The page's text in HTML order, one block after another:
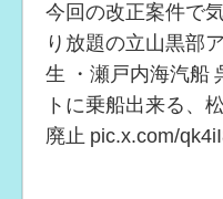
今回の改正案件で
り放題の立山黒部
生 ・瀬戸内海汽船
トに乗船出来る、
廃止 pic.x.com/